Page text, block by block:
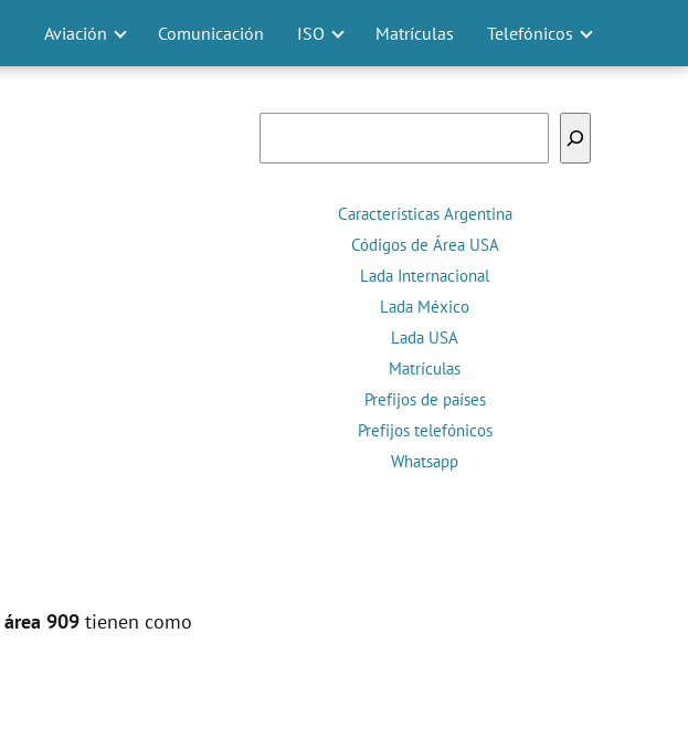
Aviación Comunicación ISO Matrículas Telefónicos
área 909 tienen como
Características Argentina
Códigos de Área USA
Lada Internacional
Lada México
Lada USA
Matrículas
Prefijos de países
Prefijos telefónicos
Whatsapp